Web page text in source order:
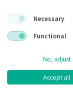
BiodentineTM
eigenschappen
vanaf de pulpa
glazuurrestauratie
- Ontstekingsremmend
- Beperkt groei van
Met Biodentine XP, is
gemakkelijker.
- Alles-in-één cartridge:
Necessary
Functional
No, adjust
Accept all